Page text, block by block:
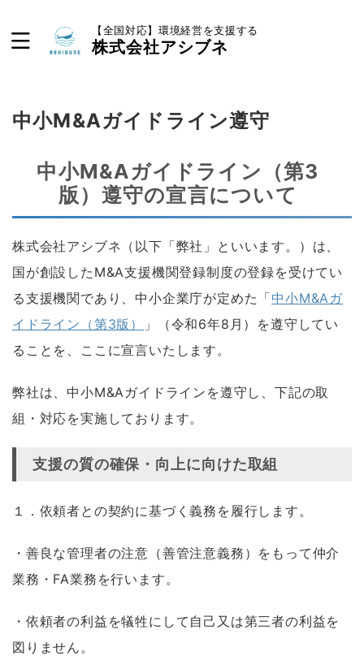
【全国対応】環境経営を支援する
株式会社アシブネ
中小M&Aガイドライン遵守
中小M&Aガイドライン（第3
版）遵守の宣言について
株式会社アシブネ（以下「弊社」といいます。）は、
国が創設したM&A支援機関登録制度の登録を受けてい
る支援機関であり、中小企業庁が定めた「中小M&Aガ
イドライン（第3版）
」（令和6年8月）を遵守してい
ることを、ここに宣言いたします。
弊社は、中小M&Aガイドラインを遵守し、下記の取
組・対応を実施しております。
支援の質の確保・向上に向けた取組
１．依頼者との契約に基づく義務を履行します。
・善良な管理者の注意（善管注意義務）をもって仲介
業務・FA業務を行います。
・依頼者の利益を犠牲にして自己又は第三者の利益を
図りません。